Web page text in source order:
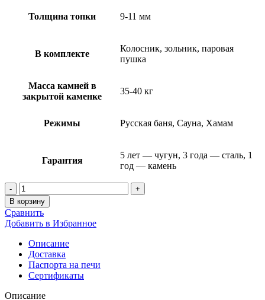
Толщина топки 9-11 мм
В комплекте
Колосник, зольник, паровая
пушка
Масса камней в
закрытой каменке
35-40 кг
Режимы Русская баня, Сауна, Хамам
Гарантия
5 лет — чугун, 3 года — сталь, 1
год — камень
Количество
товара
Банная
печь
«Атмосфера
XL»
NEW
в
ламелях
Талькохлорит
+
В корзину
Сравнить
Добавить в Избранное
Описание
Доставка
Паспорта на печи
Сертификаты
Описание